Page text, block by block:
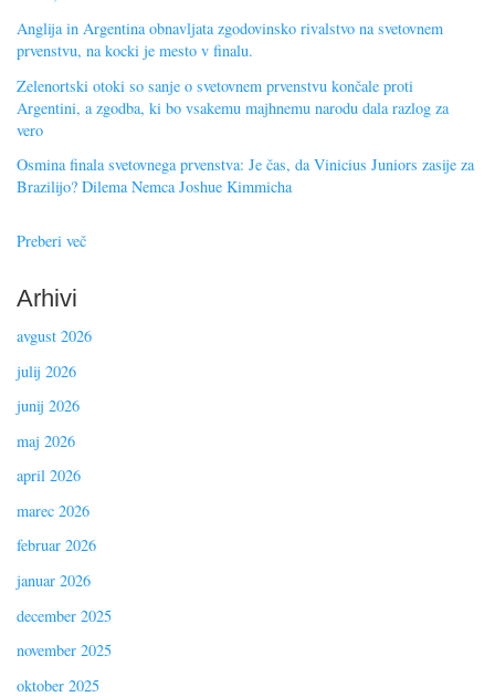
Anglija in Argentina obnavljata zgodovinsko rivalstvo na svetovnem
prvenstvu, na kocki je mesto v finalu.
Zelenortski otoki so sanje o svetovnem prvenstvu končale proti
Argentini, a zgodba, ki bo vsakemu majhnemu narodu dala razlog za
vero
Osmina finala svetovnega prvenstva: Je čas, da Vinicius Juniors zasije za
Brazilijo? Dilema Nemca Joshue Kimmicha
Preberi več
Arhivi
avgust 2026
julij 2026
junij 2026
maj 2026
april 2026
marec 2026
februar 2026
januar 2026
december 2025
november 2025
oktober 2025